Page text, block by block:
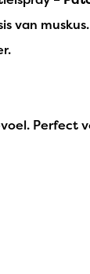
Perfect